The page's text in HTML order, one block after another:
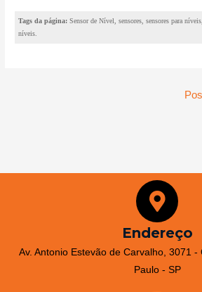
Tags da página: Sensor de Nível, sensores, sensores para
níveis.
Endereço
Av. Antonio Estevão de Carvalho, 3071
Paulo - SP